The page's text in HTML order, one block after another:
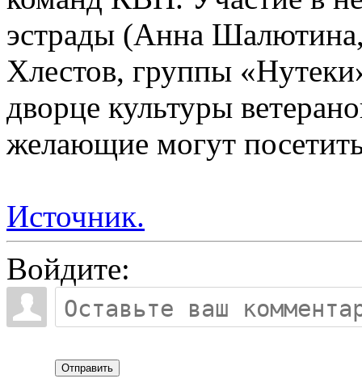
эстрады (Анна
Хлестов, группы
дворце культуры
желающие могут
Источник.
Войдите:
Отправить